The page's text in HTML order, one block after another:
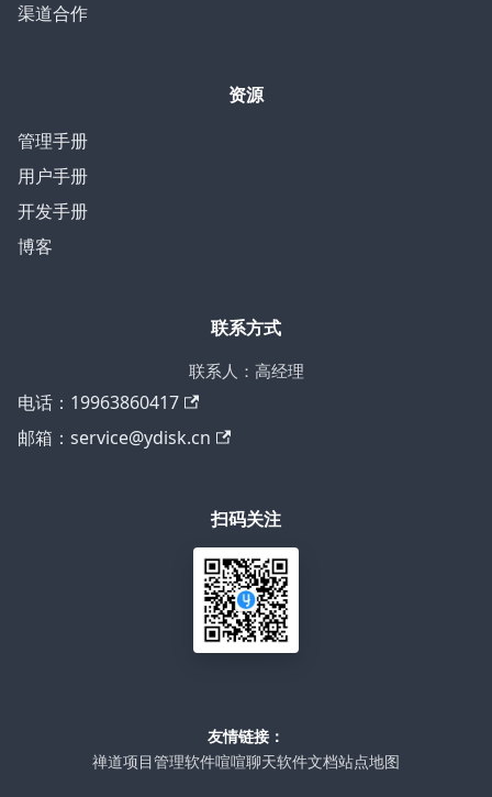
渠道合作
资源
管理手册
用户手册
开发手册
博客
联系方式
联系人：高经理
电话：19963860417
邮箱：service@ydisk.cn
扫码关注
友情链接：
禅道项目管理软件喧喧聊天软件文档站点地图